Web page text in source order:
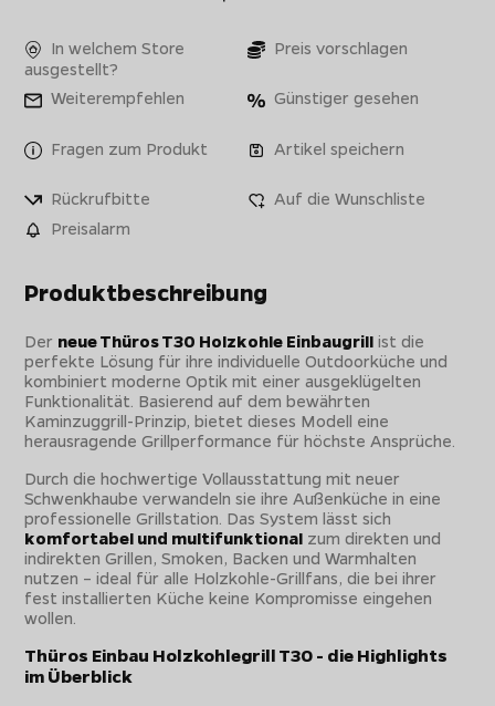
In welchem Store
ausgestellt?
Preis vorschlagen
Weiterempfehlen Günstiger gesehen
Fragen zum Produkt Artikel speichern
Rückrufbitte
Auf die Wunschliste
Preisalarm
Produktbeschreibung
Der neue Thüros T30 Holzkohle Einbaugrill ist die
perfekte Lösung für ihre individuelle Outdoorküche und
kombiniert moderne Optik mit einer ausgeklügelten
Funktionalität. Basierend auf dem bewährten
Kaminzuggrill-Prinzip, bietet dieses Modell eine
herausragende Grillperformance für höchste Ansprüche.
Durch die hochwertige Vollausstattung mit neuer
Schwenkhaube verwandeln sie ihre Außenküche in eine
professionelle Grillstation. Das System lässt sich
komfortabel und multifunktional zum direkten und
indirekten Grillen, Smoken, Backen und Warmhalten
nutzen – ideal für alle Holzkohle-Grillfans, die bei ihrer
fest installierten Küche keine Kompromisse eingehen
wollen.
Thüros Einbau Holzkohlegrill T30 - die Highlights
im Überblick